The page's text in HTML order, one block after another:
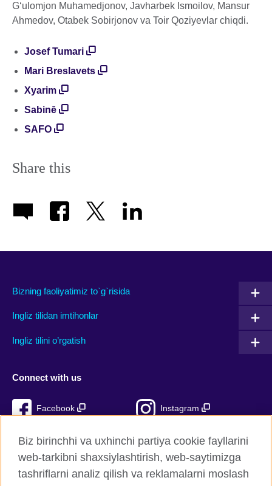
G‘ulomjon Muhamedjonov, Javharbek Ismoilov, Mansur
Ahmedov, Otabek Sobirjonov va Toir Qoziyevlar chiqdi.
Josef Tumari
Mari Breslavets
Xyarim
Sabinē
SAFO
Share this
Bizning faoliyatimiz to`g`risida
Ingliz tilidan imtihonlar
Ingliz tilini o’rgatish
Connect with us
Facebook Instagram
Biz birinchhi va uxhinchi partiya cookie fayllarini
web-tarkibni shaxsiylashtirish, web-saytimizga
tashriflarni analiz qilish va reklamalarni moslash